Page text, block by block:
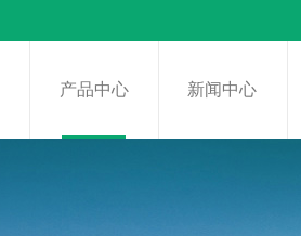
产品中心 新闻中心